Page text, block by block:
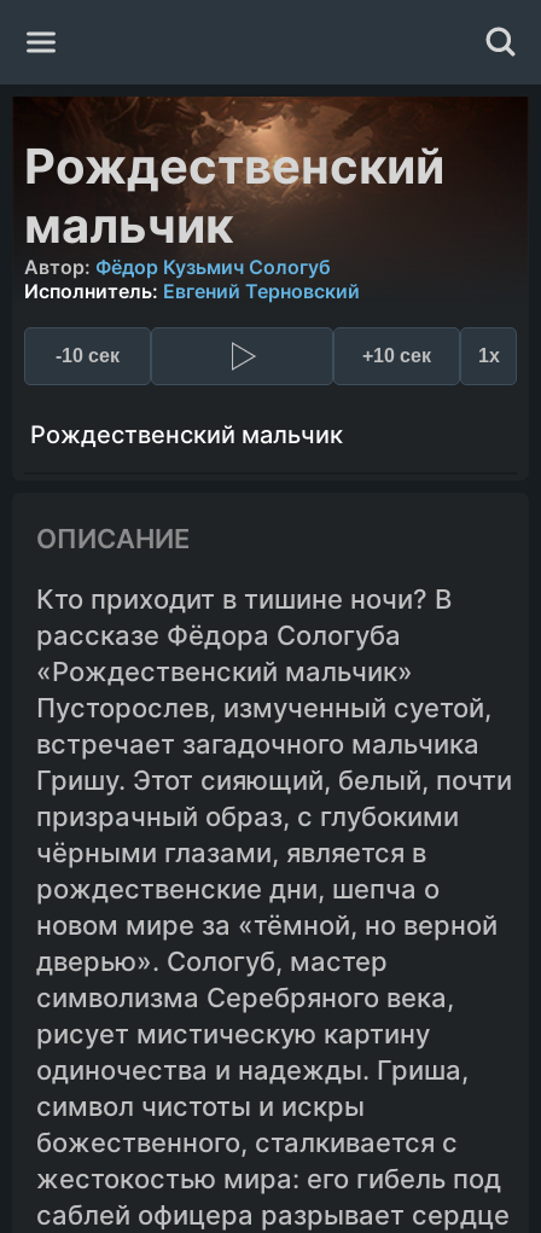
Главная
Жанры
Авторы
Исполнители
Рождественский
мальчик
Автор: Фёдор Кузьмич Сологуб
Исполнитель: Евгений Терновский
-10 сек +10 сек 1x
Рождественский мальчик
ОПИСАНИЕ
Кто приходит в тишине ночи? В
рассказе Фёдора Сологуба
«Рождественский мальчик»
Пусторослев, измученный суетой,
встречает загадочного мальчика
Гришу. Этот сияющий, белый, почти
призрачный образ, с глубокими
чёрными глазами, является в
рождественские дни, шепча о
новом мире за «тёмной, но верной
дверью». Сологуб, мастер
символизма Серебряного века,
рисует мистическую картину
одиночества и надежды. Гриша,
символ чистоты и искры
божественного, сталкивается с
жестокостью мира: его гибель под
саблей офицера разрывает сердце